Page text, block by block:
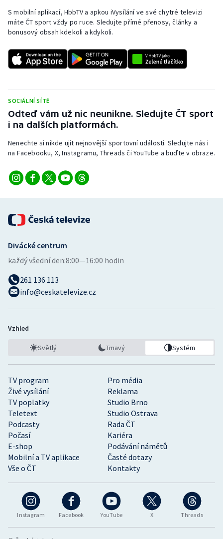
S mobilní aplikací, HbbTV a apkou iVysílání ve své chytré televizi
máte ČT sport vždy po ruce. Sledujte přímé přenosy, články a
bonusový obsah kdekoli a kdykoli.
SOCIÁLNÍ SÍTĚ
Odteď vám už nic neunikne. Sledujte ČT sport
i na dalších platformách.
Nenechte si nikde ujít nejnovější sportovní události. Sledujte nás i
na Facebooku, X, Instagramu, Threads či YouTube a buďte v obraze.
Instagram Facebook YouTube X Threads
TV program
Pro média
Živé vysílání
Reklama
TV poplatky
Studio Brno
Teletext
Studio Ostrava
Podcasty
Rada ČT
Počasí
Kariéra
E-shop
Podávání námětů
Mobilní a TV aplikace
Časté dotazy
Vše o ČT
Kontakty
Divácké centrum
každý všední den:8:00—16:00 hodin
261 136 113
info@ceskatelevize.cz
Vzhled
Světlý Tmavý Systém